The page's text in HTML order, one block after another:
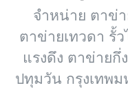
จำหน่าย ตาข่
ตาข่ายเทวดา รั้
แรงดึง ตาข่ายกึ่
ปทุมวัน กรุงเทพ